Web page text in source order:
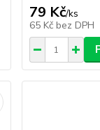
79 Kč/ks
65 Kč bez DPH